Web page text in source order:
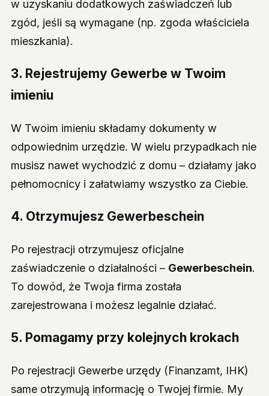
w uzyskaniu dodatkowych zaświadczeń lub
zgód, jeśli są wymagane (np. zgoda właściciela
mieszkania).
3. Rejestrujemy Gewerbe w Twoim
imieniu
W Twoim imieniu składamy dokumenty w
odpowiednim urzędzie. W wielu przypadkach nie
musisz nawet wychodzić z domu – działamy jako
pełnomocnicy i załatwiamy wszystko za Ciebie.
4. Otrzymujesz Gewerbeschein
Po rejestracji otrzymujesz oficjalne
zaświadczenie o działalności – Gewerbeschein.
To dowód, że Twoja firma została
zarejestrowana i możesz legalnie działać.
5. Pomagamy przy kolejnych krokach
Po rejestracji Gewerbe urzędy (Finanzamt, IHK)
same otrzymują informację o Twojej firmie. My